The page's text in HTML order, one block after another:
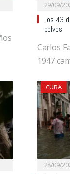
29/09/
Los 43
polvos
Carlos
1947
CUBA
28/09/